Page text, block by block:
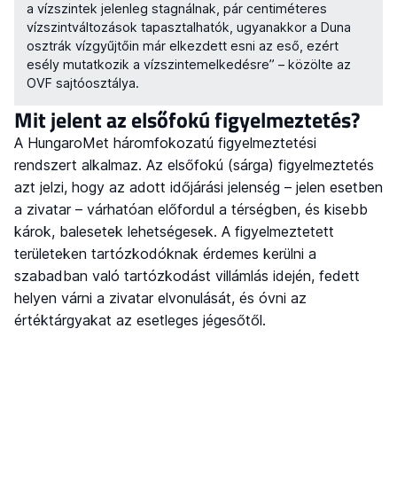
a vízszintek jelenleg stagnálnak, pár centiméteres
vízszintváltozások tapasztalhatók, ugyanakkor a Duna
osztrák vízgyűjtőin már elkezdett esni az eső, ezért
esély mutatkozik a vízszintemelkedésre” – közölte az
OVF sajtóosztálya.
Mit jelent az elsőfokú figyelmeztetés?
A HungaroMet háromfokozatú figyelmeztetési
rendszert alkalmaz. Az elsőfokú (sárga) figyelmeztetés
azt jelzi, hogy az adott időjárási jelenség – jelen esetben
a zivatar – várhatóan előfordul a térségben, és kisebb
károk, balesetek lehetségesek. A figyelmeztetett
területeken tartózkodóknak érdemes kerülni a
szabadban való tartózkodást villámlás idején, fedett
helyen várni a zivatar elvonulását, és óvni az
értéktárgyakat az esetleges jégesőtől.